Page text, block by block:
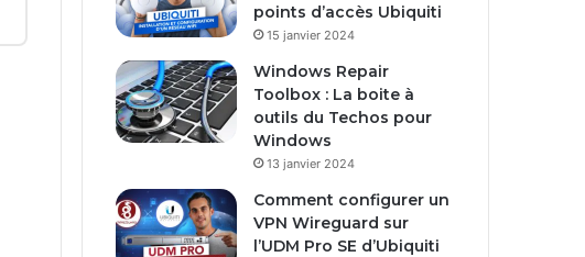
points d’accès Ubiquiti
15 janvier 2024
Windows Repair
Toolbox : La boite à
outils du Techos pour
Windows
13 janvier 2024
Comment configurer un
VPN Wireguard sur
l’UDM Pro SE d’Ubiquiti